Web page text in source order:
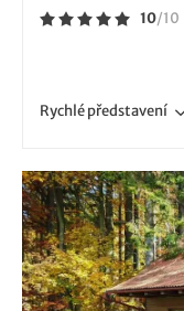
10/10
Rychlépředstavení